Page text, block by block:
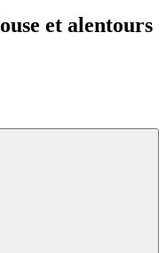
et alentours